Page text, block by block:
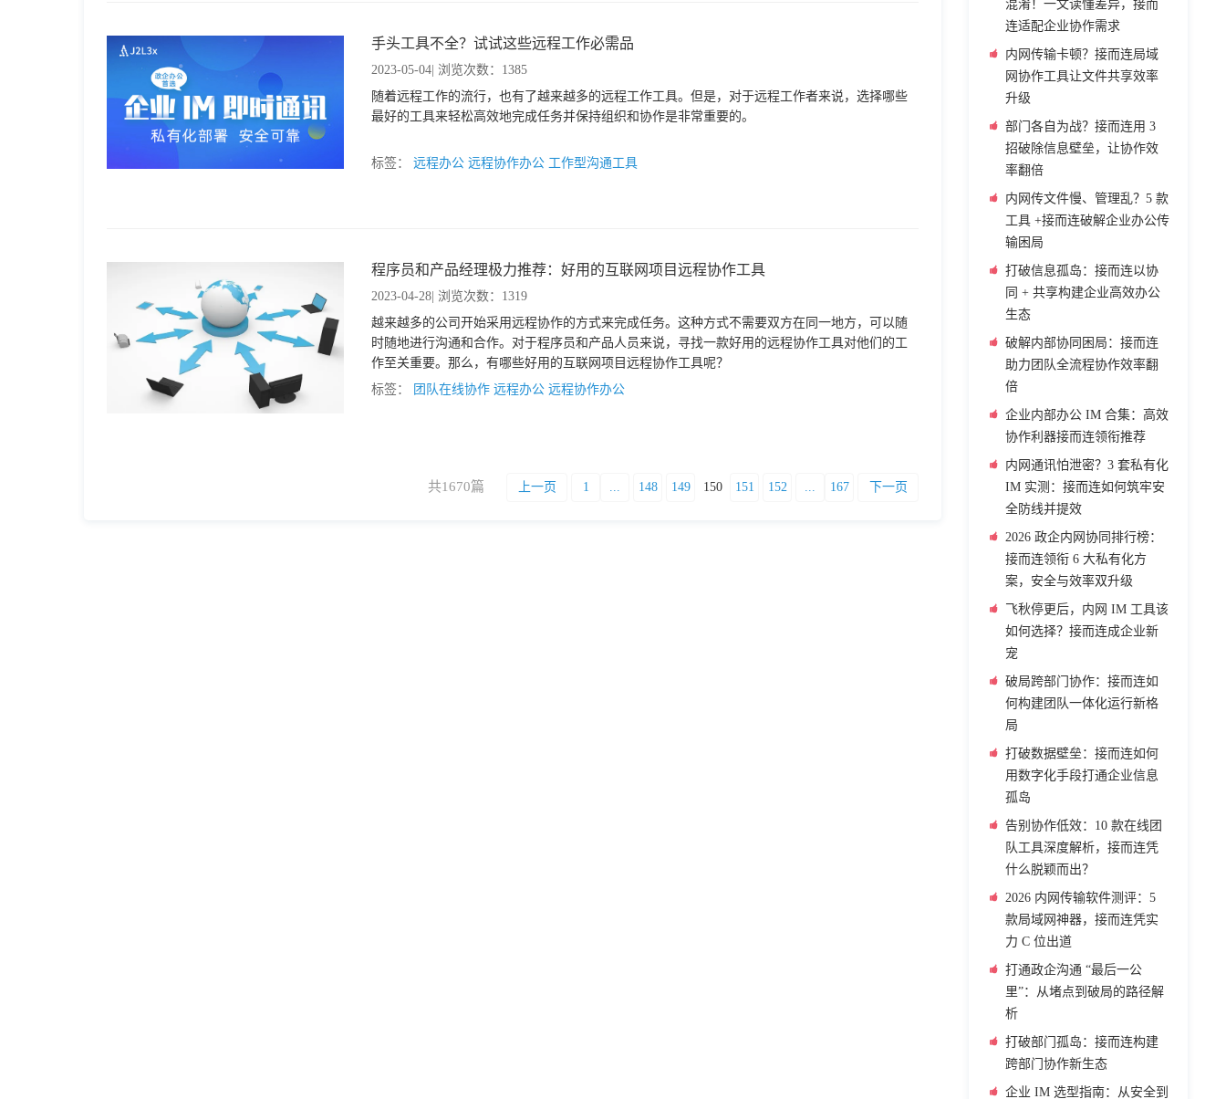
手头工具不全？试试这些远程工作必需品
2023-05-04 | 浏览次数：1385
随着远程工作的流行，也有了越来越多的远程工作工具。但是，对于远程工作者来说，选择哪些
最好的工具来轻松高效地完成任务并保持组织和协作是非常重要的。
标签： 远程办公 远程协作办公 工作型沟通工具
程序员和产品经理极力推荐：好用的互联网项目远程协作工具
2023-04-28 | 浏览次数：1319
越来越多的公司开始采用远程协作的方式来完成任务。这种方式不需要双方在同一地方，可以随
时随地进行沟通和合作。对于程序员和产品人员来说，寻找一款好用的远程协作工具对他们的工
作至关重要。那么，有哪些好用的互联网项目远程协作工具呢？
标签：
团队在线协作 远程办公 远程协作办公
共1670篇 上一页 1 ... 148 149 150 151 152 ... 167 下一页
混淆！一文读懂差异，接而
连适配企业协作需求
内网传输卡顿？接而连局域
网协作工具让文件共享效率
升级
部门各自为战？接而连用 3
招破除信息壁垒，让协作效
率翻倍
内网传文件慢、管理乱？5 款
工具 +接而连破解企业办公传
输困局
打破信息孤岛：接而连以协
同 + 共享构建企业高效办公
生态
破解内部协同困局：接而连
助力团队全流程协作效率翻
倍
企业内部办公 IM 合集：高效
协作利器接而连领衔推荐
内网通讯怕泄密？3 套私有化
IM 实测：接而连如何筑牢安
全防线并提效
2026 政企内网协同排行榜：
接而连领衔 6 大私有化方
案，安全与效率双升级
飞秋停更后，内网 IM 工具该
如何选择？接而连成企业新
宠
破局跨部门协作：接而连如
何构建团队一体化运行新格
局
打破数据壁垒：接而连如何
用数字化手段打通企业信息
孤岛
告别协作低效：10 款在线团
队工具深度解析，接而连凭
什么脱颖而出？
2026 内网传输软件测评：5
款局域网神器，接而连凭实
力 C 位出道
打通政企沟通 “最后一公
里”：从堵点到破局的路径解
析
打破部门孤岛：接而连构建
跨部门协作新生态
企业 IM 选型指南：从安全到